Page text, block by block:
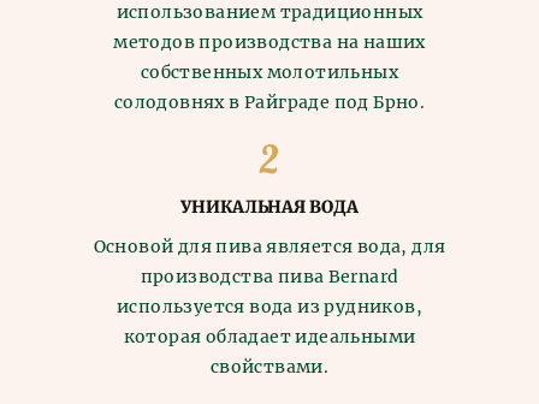
использованием традиционных
методов производства на наших
собственных молотильных
солодовнях в Райграде под Брно.
УНИКАЛЬНАЯ ВОДА
Основой для пива является вода, для
производства пива Bernard
используется вода из рудников,
которая обладает идеальными
свойствами.